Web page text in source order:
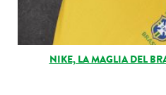
NIKE, LA MAGLIA DEL